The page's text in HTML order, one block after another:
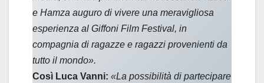
e Hamza auguro di vivere una meravigliosa
esperienza al Giffoni Film Festival, in
compagnia di ragazze e ragazzi provenienti da
tutto il mondo».
Così Luca Vanni: «La possibilità di partecipare